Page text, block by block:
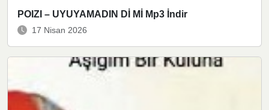
POIZI – UYUYAMADIN Dİ Mİ Mp3 İndir
17 Nisan 2026